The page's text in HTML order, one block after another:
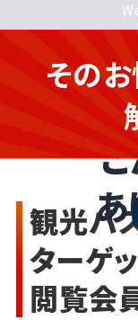
あ
その
観光バ
ターゲ
閲覧会